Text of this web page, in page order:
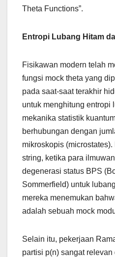
Theta Functions”.
Entropi Lubang Hitam
Fisikawan modern telah
fungsi mock theta yang
pada saat-saat terakhir
untuk menghitung entropi
mekanika statistik
berhubungan dengan
mikroskopis
string, ketika para
degenerasi status BPS
Sommerfield) untuk
mereka menemukan
adalah sebuah mock
Selain itu, pekerjaan
partisi p(n) sangat